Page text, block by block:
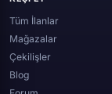
Spotify
Tüm İlanlar
Mağazalar
Çekilişler
Blog